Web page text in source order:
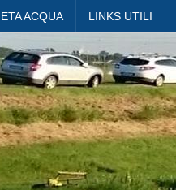
ACQUA LINKS UTILI